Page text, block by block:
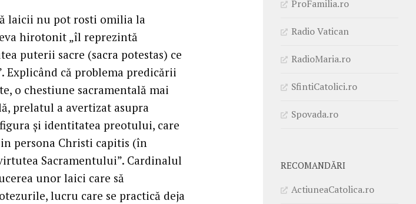
laicii nu pot rosti omilia la
hirotonit „îl reprezintă
puterii sacre (sacra potestas) ce
că problema predicării
o chestiune sacramentală mai
prelatul a avertizat asupra
și identitatea preotului, care
persona Christi capitis (în
Sacramentului”. Cardinalul
unor laici care să
lucru care se practică deja
ProFamilia.ro
Radio Vatican
RadioMaria.ro
SfintiCatolici.ro
Spovada.ro
RECOMANDĂRI
ActiuneaCatolica.ro